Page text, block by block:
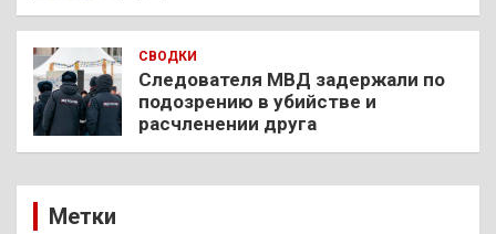
СВОДКИ
Следователя МВД задержали по
подозрению в убийстве и
расчленении друга
Метки